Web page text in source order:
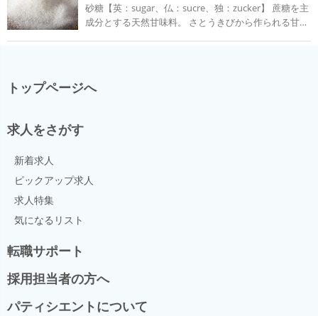
砂糖【英：sugar、仏：sucre、独：zucker】 蔗糖を主
成分とする天然甘味料。 さとうきびから作られる甘蔗
などがある。 製法から分けると糖蜜分を含む含蜜糖
うきびの絞り液から不純物を取り除き、結晶化させ糖
ぷん糖・・・水飴・トレハロース 天然甘味料・・・蜂
ている。 食品中の自由水をガッチリと掴むため防腐作
トップページへ
求人をさがす
新着求人
ピックアップ求人
求人特集
気になるリスト
転職サポート
採用担当者の方へ
パティシエントについて